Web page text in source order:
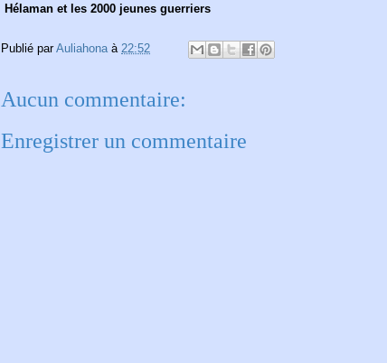
Hélaman et les 2000 jeunes guerriers
Publié parAuliahona à 22:52
Aucun commentaire:
Enregistrer un commentaire